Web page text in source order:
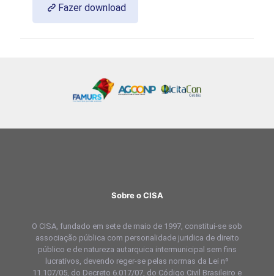
Fazer download
Sobre o CISA
O CISA, fundado em sete de maio de 1997, constitui-se sob
associação pública com personalidade juridica de direito
público e de natureza autarquica intermunicipal sem fins
lucrativos, devendo reger-se pelas normas da Lei nº
11.107/05, do Decreto 6.017/07, do Código Civil Brasileiro e